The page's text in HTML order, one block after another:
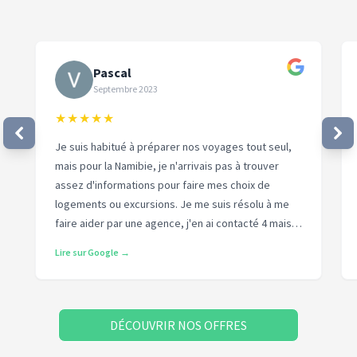
Pascal
Septembre 2023
★★★★★
Je suis habitué à préparer nos voyages tout seul,
mais pour la Namibie, je n'arrivais pas à trouver
assez d'informations pour faire mes choix de
logements ou excursions. Je me suis résolu à me
faire aider par une agence, j'en ai contacté 4 mais
pré établi sauf The Outsiders. Avec Arnaud, rien de
écoute, il conseille, il prend les réservations, quand
c'est possible il négocie des tarifs avec les
Lire sur Google →
DÉCOUVRIR NOS OFFRES